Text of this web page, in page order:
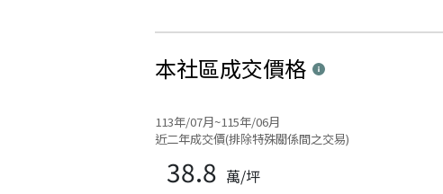
本社區成交價格
113年/07月~115年/06月
近二年成交價(排除特殊關係間之交易)
38.8 萬/坪